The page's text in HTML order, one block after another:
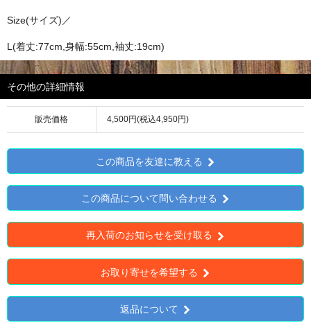
Size(サイズ)／
L(着丈:77cm,身幅:55cm,袖丈:19cm)
その他の詳細情報
販売価格 4,500円(税込4,950円)
この商品を友達に教える
この商品について問い合わせる
再入荷のお知らせを受け取る
お取り寄せを希望する
返品について